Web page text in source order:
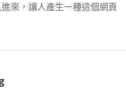
來，讓人產生一種這個網頁